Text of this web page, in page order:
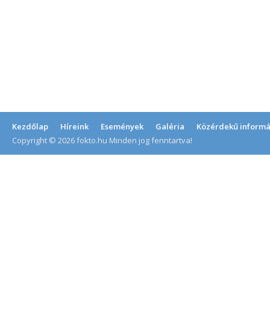
Kezdőlap Híreink Események Galéria
Közérdekű
Copyright © 2026 fokto.hu Minden jog fenntartva!